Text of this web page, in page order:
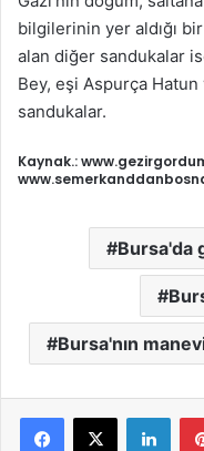
bilgilerinin yer aldığı
alan diğer sandukalar
Bey, eşi Aspurça Hatun
sandukalar.
Kaynak.:
Bursa'da
Bursa'nın